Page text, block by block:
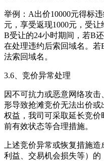
举例：A出价10000元得标
元，享受返现1000元，受
B受让的24小时期间，若B
在处理违约后索回域名。
法索回域名。
3.6、竞价异常处理
因不可抗力或恶意网络攻
形导致抢滩竞价无法出价
权益，我司可采取延长竞
前有效状态等合理措施。
上述竞价异常或恢复措施
利益、交易机会损失等）